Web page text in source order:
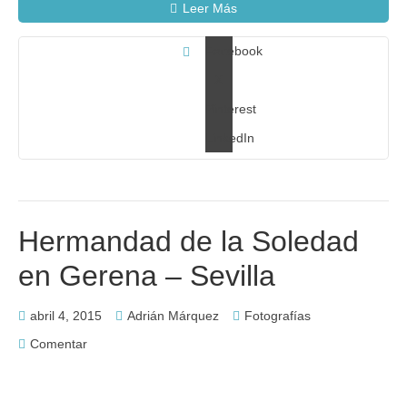
Leer Más
Facebook
Pinterest
LinkedIn
Hermandad de la Soledad
en Gerena – Sevilla
abril 4, 2015 Adrián Márquez
Fotografías
Comentar